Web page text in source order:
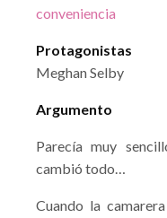
conveniencia
Protagonistas
Meghan Selby
Argumento
Parecía muy
cambió todo…
Cuando la